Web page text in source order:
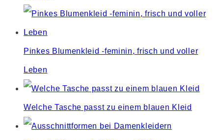
Pinkes Blumenkleid -feminin, frisch und voller
Leben
Welche Tasche passt zu einem blauen Kleid